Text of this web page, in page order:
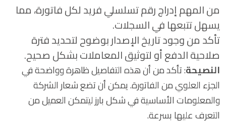
من المهم إدراج رقم تسلسلي فريد لكل فاتورة، مما
يسهل تتبعها في السجلات.
تأكد من وجود تاريخ الإصدار بوضوح لتحديد فترة
صلاحية الدفع أو لتوثيق المعاملات بشكل صحيح.
النصيحة: تأكد من أن هذه التفاصيل ظاهرة وواضحة في
الجزء العلوي من الفاتورة. يمكن أن تضع شعار الشركة
والمعلومات الأساسية في شكل بارز ليتمكن العميل من
التعرف عليها بسرعة.